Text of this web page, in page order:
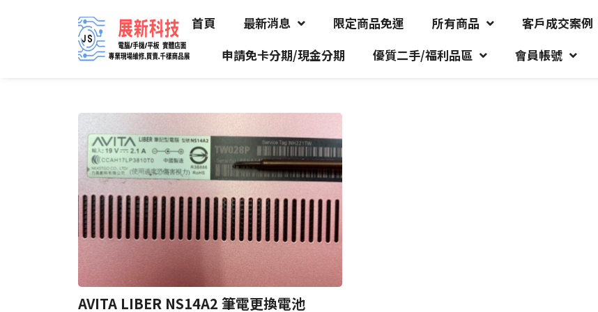
首頁 最新消息 限定商品免運 所有商品
客戶成交案例
申請免卡分期/現金分期
優質二手/福利品區 會員帳號
AVITA LIBER NS14A2 筆電更換電池